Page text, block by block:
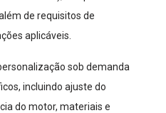
de requisitos de
aplicáveis.
sob demanda
incluindo ajuste do
do motor, materiais e